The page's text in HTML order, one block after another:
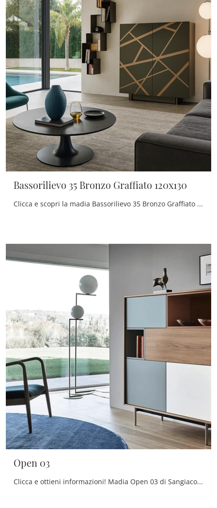
Bassorilievo 35 Bronzo Graffiato 120x130
Clicca e scopri la madia Bassorilievo 35 Bronzo Graffiato 120x130 Voltan: se desideri mobili in laccato opaco per stanze moderne, questa è la ...
Open 03
Clicca e ottieni informazioni! Madia Open 03 di Sangiacomo in laccato opaco: ti sta aspettando per impreziosire le tue stanze moderne.